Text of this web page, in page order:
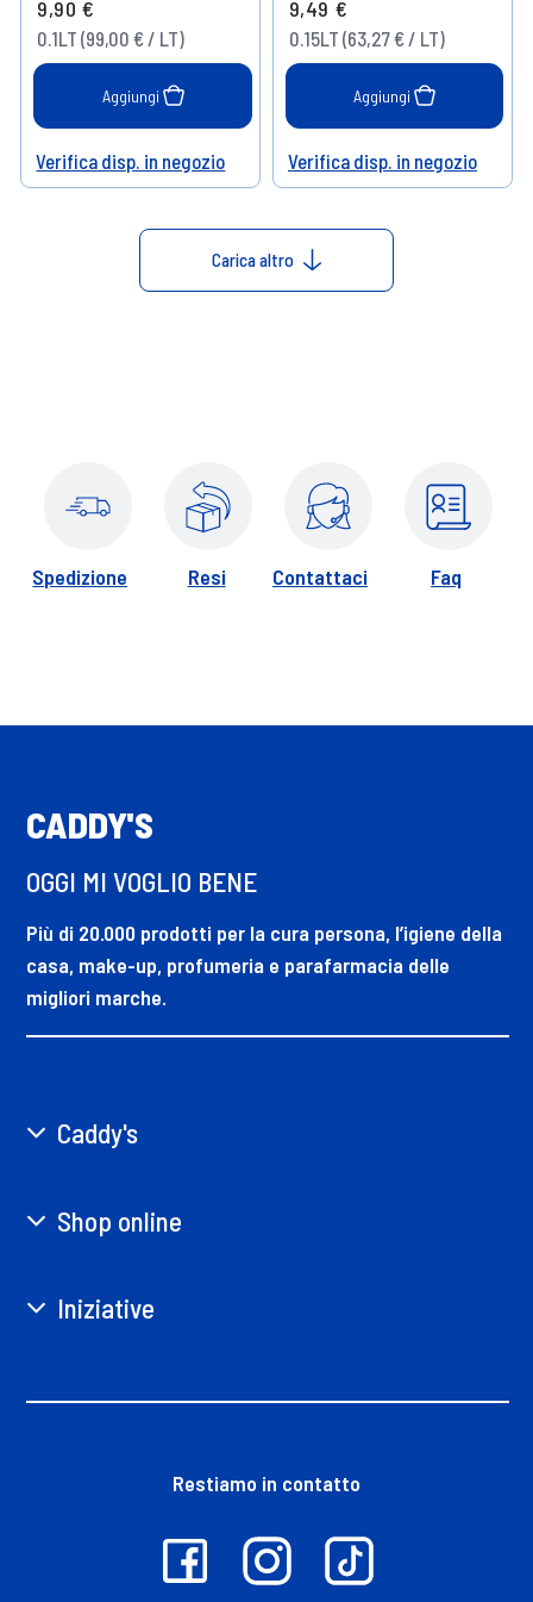
9,90 €
0.1LT (99,00 € / LT)
Aggiungi
Help
Verifica disp. in negozio
9,49 €
0.15LT (63,27 € / LT)
Aggiungi
Help
Verifica disp. in negozio
Carica altro
Spedizione Resi Contattaci Faq
CADDY'S
OGGI MI VOGLIO BENE
Più di 20.000 prodotti per la cura persona, l’igiene della
casa, make-up, profumeria e parafarmacia delle
migliori marche.
Caddy's
Shop online
Iniziative
Restiamo in contatto